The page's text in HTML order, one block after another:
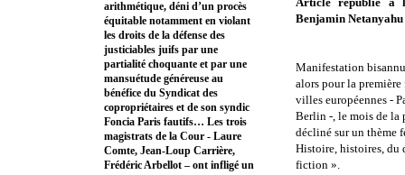
Benjamin Netanyahu
Manifestation
alors pour la
villes européennes -
Berlin -, le mois de la
décliné sur un thème
Histoire, histoires, du
fiction ».
arithmétique, déni d’un procès
équitable notamment en violant
les droits de la défense des
justiciables juifs par une
partialité choquante et par une
mansuétude généreuse au
bénéfice du Syndicat des
copropriétaires et de son syndic
Foncia Paris fautifs… Les trois
magistrats de la Cour - Laure
Comte, Jean-Loup Carrière,
Frédéric Arbellot – ont infligé un